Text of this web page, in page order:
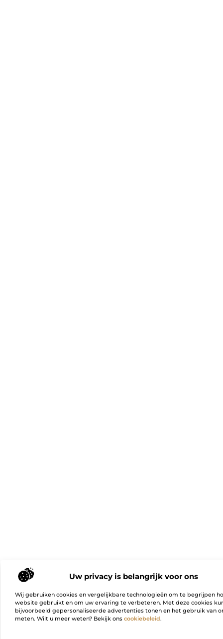
Uw privacy is belangrijk voor ons
Wij gebruiken cookies en vergelijkbare technologieën om te begrijpen
website gebruikt en om uw ervaring te verbeteren. Met deze cookies
bijvoorbeeld gepersonaliseerde advertenties tonen en het gebruik van
meten. Wilt u meer weten? Bekijk ons cookiebeleid.